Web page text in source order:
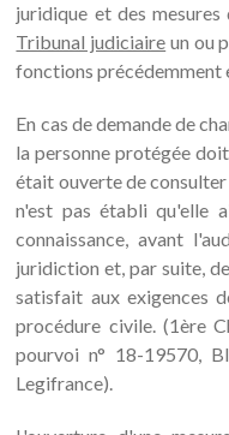
juridique et des
Tribunal judiciaire un ou
fonctions précédemment
En cas de demande de
la personne protégée
était ouverte de
n'est pas établi qu'elle
connaissance, avant
juridiction et, par suite,
satisfait aux exigences
procédure civile. (1ère
pourvoi n° 18-19570,
Legifrance).